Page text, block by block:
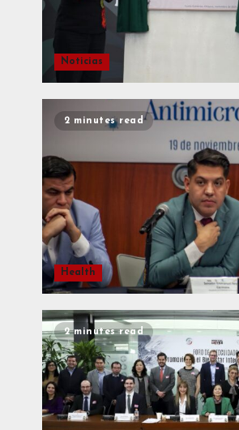
Noticias
2 minutes read
Health
2 minutes read